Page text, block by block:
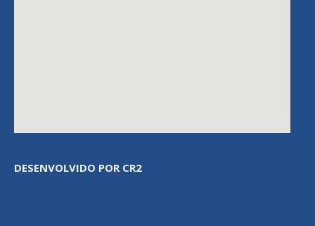
DESENVOLVIDO POR CR2